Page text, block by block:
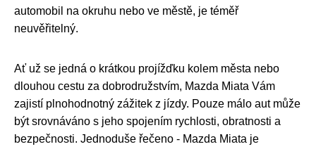
automobil na okruhu nebo ve městě, je téměř
neuvěřitelný.
Ať už se jedná o krátkou projížďku kolem města nebo
dlouhou cestu za dobrodružstvím, Mazda Miata Vám
zajistí plnohodnotný zážitek z jízdy. Pouze málo aut může
být srovnáváno s jeho spojením rychlosti, obratnosti a
bezpečnosti. Jednoduše řečeno - Mazda Miata je